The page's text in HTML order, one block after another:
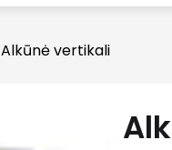
Alkūnė vertikali